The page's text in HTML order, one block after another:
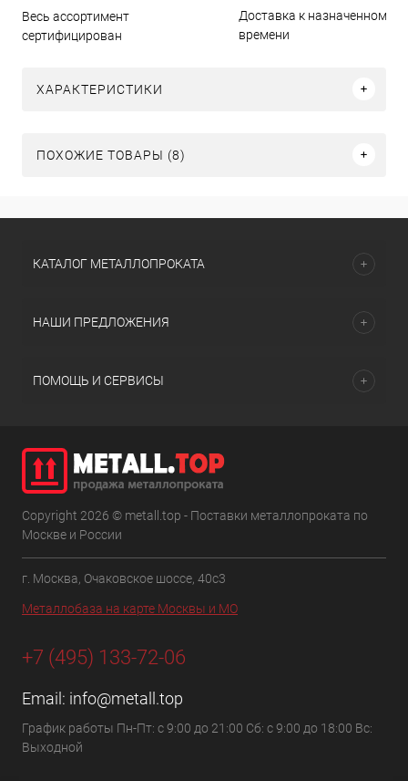
Весь ассортимент
сертифицирован
Доставка к назначенному
времени
ХАРАКТЕРИСТИКИ
ПОХОЖИЕ ТОВАРЫ (8)
КАТАЛОГ МЕТАЛЛОПРОКАТА
НАШИ ПРЕДЛОЖЕНИЯ
ПОМОЩЬ И СЕРВИСЫ
Copyright 2026 © metall.top - Поставки металлопроката по
Москве и России
г. Москва, Очаковское шоссе, 40с3
Металлобаза на карте Москвы и МО
+7 (495) 133-72-06
Email: info@metall.top
График работы Пн-Пт: с 9:00 до 21:00 Сб: с 9:00 до 18:00 Вс:
Выходной